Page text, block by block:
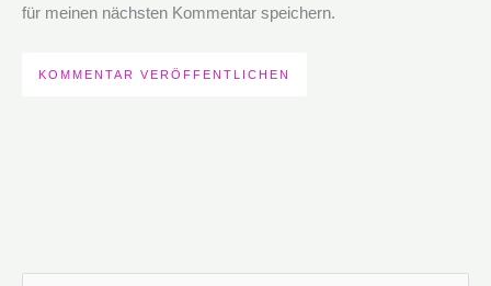
für meinen nächsten Kommentar speichern.